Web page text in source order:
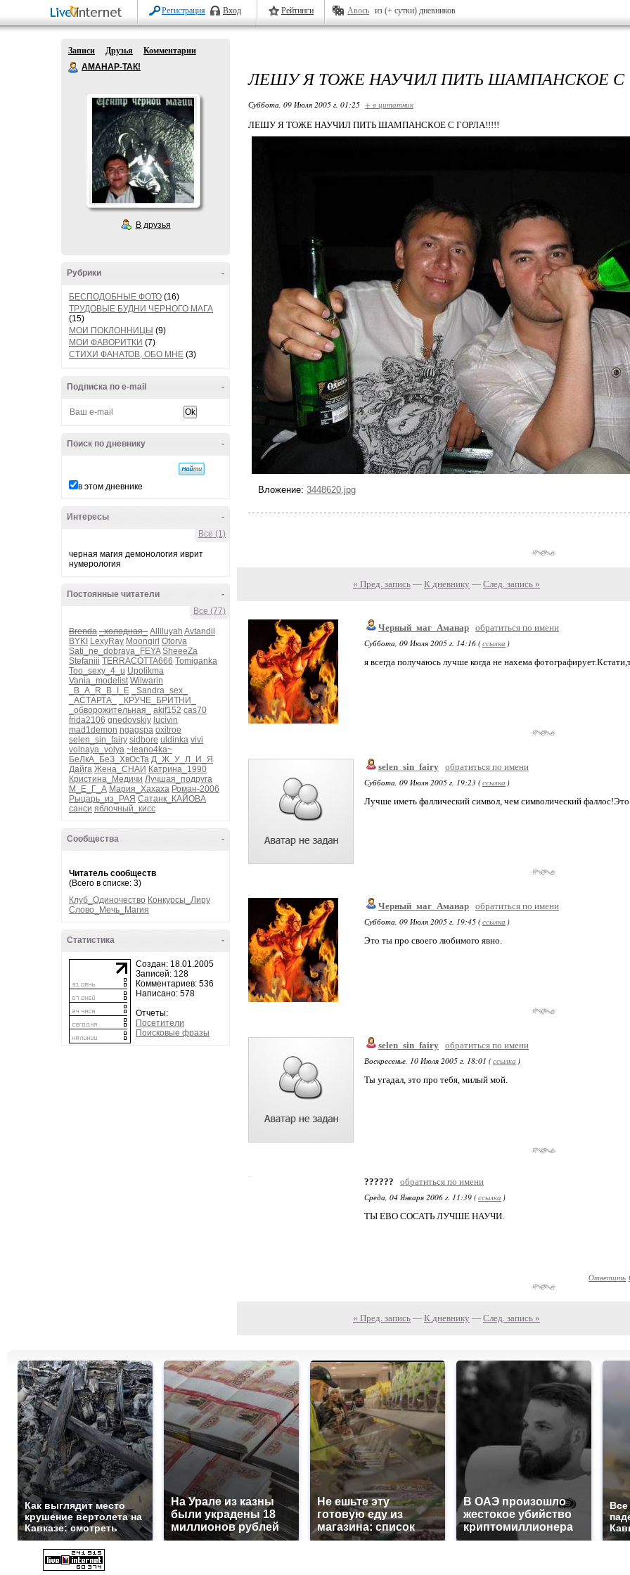
Регистрация Вход Рейтинги Авось из (+ сутки) дневников
Записи Друзья
Комментарии
АМАНАР-ТАК!
В друзья
-
Рубрики
БЕСПОДОБНЫЕ ФОТО (16)
ТРУДОВЫЕ БУДНИ ЧЕРНОГО МАГА
(15)
МОИ ПОКЛОННИЦЫ (9)
МОИ ФАВОРИТКИ (7)
СТИХИ ФАНАТОВ, ОБО МНЕ (3)
-
Подписка по e-mail
-
Поиск по дневнику
в этом дневнике
-
Интересы
Все (1)
черная магия демонология иврит
нумерология
-
Постоянные читатели
Все (77)
Brenda _холодная_ Alliluyah Avtandil
BYKI LexyRay Moongirl Otorva
Sati_ne_dobraya_FEYA SheeeZa
Stefaniii TERRACOTTA666 Tomiganka
Too_sexy_4_u Upolikma
Vania_modelist Wilwarin
_B_A_R_B_I_E
_Sandra_sex_
_АСТАРТА_
_КРУЧЕ_БРИТНИ_
_обворожительная_
akif152 cas70
frida2106 gnedovskiy lucivin
mad1demon ngagspa oxitroe
selen_sin_fairy sidbore uldinka vivi
volnaya_volya ~leano4ka~
БеЛкА_БеЗ_ХвОсТа Д_Ж_У_Л_И_Я
Дайга Жена_СНАИ Катрина_1990
Кристина_Медичи Лучшая_подруга
М_Е_Г_А Мария_Хахаха Роман-2006
Рыцарь_из_РАЯ Сатанк_КАЙОВА
санси яблочный_кисс
-
Сообщества
Читатель сообществ
(Всего в списке: 3)
Клуб_Одиночество Конкурсы_Лиру
Слово_Мечь_Магия
-
Статистика
Создан: 18.01.2005
Записей: 128
Комментариев: 536
Написано: 578
Отчеты:
Посетители
Поисковые фразы
ЛЕШУ Я ТОЖЕ НАУЧИЛ ПИТЬ ШАМПАНСКОЕ С
Суббота, 09 Июля 2005 г. 01:25 + в цитатник
ЛЕШУ Я ТОЖЕ НАУЧИЛ ПИТЬ ШАМПАНСКОЕ С ГОРЛА!!!!!
Вложение: 3448620.jpg
« Пред. запись — К дневнику — След. запись »
Черный_маг_Аманар обратиться по имени
Суббота, 09 Июля 2005 г. 14:16 (ссылка )
я всегда получаюсь лучше когда не нахема
selen_sin_fairy обратиться по имени
Суббота, 09 Июля 2005 г. 19:23 (ссылка )
Лучше иметь фаллический символ, чем символический
Черный_маг_Аманар обратиться по имени
Суббота, 09 Июля 2005 г. 19:45 (ссылка )
Это ты про своего любимого явно.
selen_sin_fairy обратиться по имени
Воскресенье, 10 Июля 2005 г. 18:01 (ссылка )
Ты угадал, это про тебя, милый мой.
??????
обратиться по имени
Среда, 04 Января 2006 г. 11:39 (ссылка )
ТЫ ЕВО СОСАТЬ ЛУЧШЕ НАУЧИ.
Ответить
« Пред. запись — К дневнику — След. запись »
Как выглядит место
крушение вертолета на
Кавказе: смотреть
На Урале из казны
были украдены 18
миллионов рублей
Не ешьте эту
готовую еду из
магазина: список
В ОАЭ произошло
жестокое убийство
криптомиллионера
Все